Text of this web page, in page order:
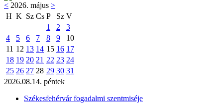
< 2026. május >
H K Sz Cs P Sz V
1
2
3
4
5 6 7 8 9
10
11 12 13 14 15 16 17
18 19 20 21 22 23 24
25 26 27 28 29 30 31
2026.08.14. péntek
Székesfehérvár fogadalmi szentmiséje